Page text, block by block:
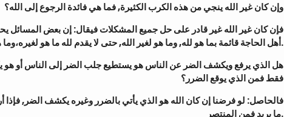
وإن كان غير الله ينجي من هذه الكرب الكثيرة, فما هي فائدة الرجوع إلى الله؟
أهل الحاجة قائمة بما هو لله, وما هو لغير الله, حتى لا يقدم لله ما هو لغيره،وما هو لغير الله لله.
فقط فمن الذي يوقع الضرر؟
ما يريد فمن المنتصر.